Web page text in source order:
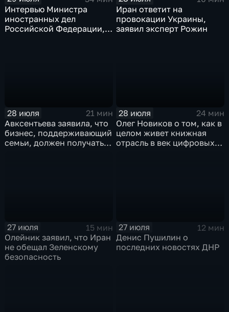
Интервью Министра
иностранных дел
Российской Федерации,
Иран ответит на
провокации Украины,
заявил эксперт Рожин
28 июля
21 мин
Авксентьева заявила, что
бизнес, поддерживающий
семьи, должен получать
28 июля
24 мин
Олег Новиков о том, как в
целом живет книжная
отрасль в век цифровых
27 июля
15 мин
Олейник заявил, что Иран
не обещал Зеленскому
безопасность
27 июля
12 мин
Денис Пушилин о
последних новостях ДНР